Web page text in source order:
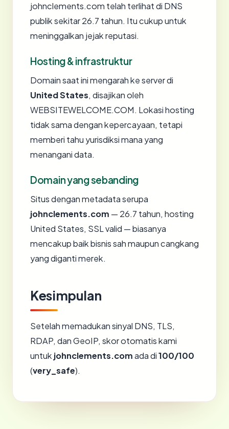
johnclements.com telah terlihat di DNS
publik sekitar 26.7 tahun. Itu cukup untuk
meninggalkan jejak reputasi.
Hosting & infrastruktur
Domain saat ini mengarah ke server di
United States, disajikan oleh
WEBSITEWELCOME.COM. Lokasi hosting
tidak sama dengan kepercayaan, tetapi
memberi tahu yurisdiksi mana yang
menangani data.
Domain yang sebanding
Situs dengan metadata serupa
johnclements.com — 26.7 tahun, hosting
United States, SSL valid — biasanya
mencakup baik bisnis sah maupun cangkang
yang diganti merek.
Kesimpulan
Setelah memadukan sinyal DNS, TLS,
RDAP, dan GeoIP, skor otomatis kami
untuk johnclements.comada di100/100
(very_safe).